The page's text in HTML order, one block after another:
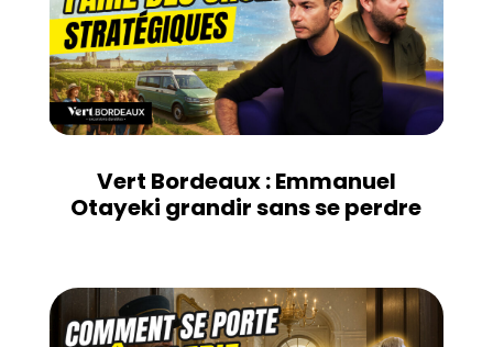
Vert Bordeaux : Emmanuel
Otayeki grandir sans se perdre